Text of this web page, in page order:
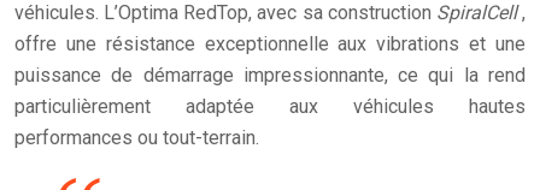
véhicules. L’Optima RedTop, avec sa construction SpiralCell,
offre une résistance exceptionnelle aux vibrations et une
puissance de démarrage impressionnante, ce qui la rend
particulièrement adaptée aux véhicules hautes
performances ou tout-terrain.